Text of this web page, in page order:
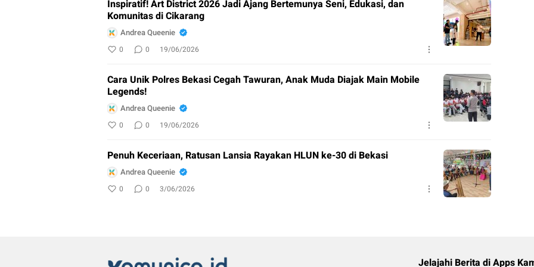
Inspiratif! Art District 2026 Jadi Ajang Bertemunya Seni, Edukasi, dan
Komunitas di Cikarang
Andrea Queenie
0 0 19/06/2026
Cara Unik Polres Bekasi Cegah Tawuran, Anak Muda Diajak Main Mobile
Legends!
Andrea Queenie
0 0 19/06/2026
Penuh Keceriaan, Ratusan Lansia Rayakan HLUN ke-30 di Bekasi
Andrea Queenie
0 0 3/06/2026
Jelajahi Berita di Apps